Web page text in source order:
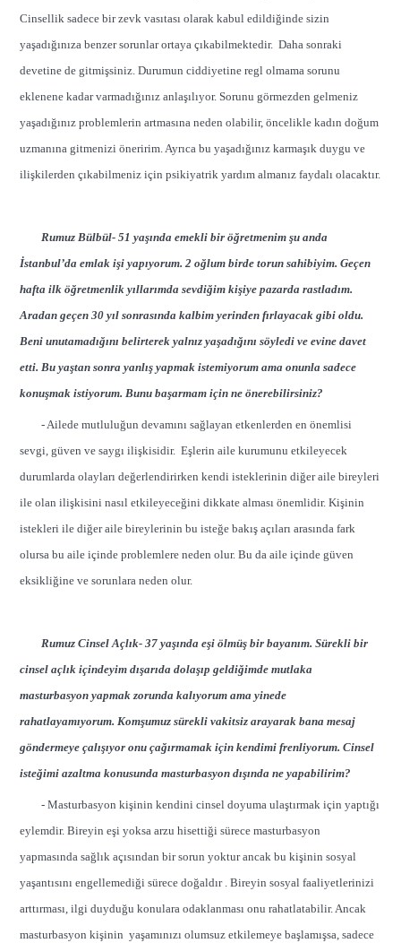
Cinsellik sadece bir zevk vasıtası olarak kabul edildiğinde sizin
yaşadığınıza benzer sorunlar ortaya çıkabilmektedir. Daha sonraki
devetine de gitmişsiniz. Durumun ciddiyetine regl olmama sorunu
eklenene kadar varmadığınız anlaşılıyor. Sorunu görmezden gelmeniz
yaşadığınız problemlerin artmasına neden olabilir, öncelikle kadın doğum
uzmanına gitmenizi öneririm. Ayrıca bu yaşadığınız karmaşık duygu ve
ilişkilerden çıkabilmeniz için psikiyatrik yardım almanız faydalı olacaktır.
Rumuz Bülbül- 51 yaşında emekli bir öğretmenim şu anda
İstanbul’da emlak işi yapıyorum. 2 oğlum birde torun sahibiyim. Geçen
hafta ilk öğretmenlik yıllarımda sevdiğim kişiye pazarda rastladım.
Aradan geçen 30 yıl sonrasında kalbim yerinden fırlayacak gibi oldu.
Beni unutamadığını belirterek yalnız yaşadığını söyledi ve evine davet
etti. Bu yaştan sonra yanlış yapmak istemiyorum ama onunla sadece
konuşmak istiyorum. Bunu başarmam için ne önerebilirsiniz?
- Ailede mutluluğun devamını sağlayan etkenlerden en önemlisi
sevgi, güven ve saygı ilişkisidir. Eşlerin aile kurumunu etkileyecek
durumlarda olayları değerlendirirken kendi isteklerinin diğer aile bireyleri
ile olan ilişkisini nasıl etkileyeceğini dikkate alması önemlidir. Kişinin
istekleri ile diğer aile bireylerinin bu isteğe bakış açıları arasında fark
olursa bu aile içinde problemlere neden olur. Bu da aile içinde güven
eksikliğine ve sorunlara neden olur.
Rumuz Cinsel Açlık- 37 yaşında eşi ölmüş bir bayanım. Sürekli bir
cinsel açlık içindeyim dışarıda dolaşıp geldiğimde mutlaka
masturbasyon yapmak zorunda kalıyorum ama yinede
rahatlayamıyorum. Komşumuz sürekli vakitsiz arayarak bana mesaj
göndermeye çalışıyor onu çağırmamak için kendimi frenliyorum. Cinsel
isteğimi azaltma konusunda masturbasyon dışında ne yapabilirim?
- Masturbasyon kişinin kendini cinsel doyuma ulaştırmak için yaptığı
eylemdir. Bireyin eşi yoksa arzu hisettiği sürece masturbasyon
yapmasında sağlık açısından bir sorun yoktur ancak bu kişinin sosyal
yaşantısını engellemediği sürece doğaldır . Bireyin sosyal faaliyetlerinizi
arttırması, ilgi duyduğu konulara odaklanması onu rahatlatabilir. Ancak
masturbasyon kişinin yaşamınızı olumsuz etkilemeye başlamışsa, sadece